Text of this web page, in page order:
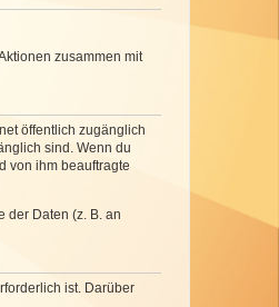
zusammen mit
öffentlich zugänglich
sind. Wenn du
von ihm beauftragte
der Daten (z. B. an
ist. Darüber